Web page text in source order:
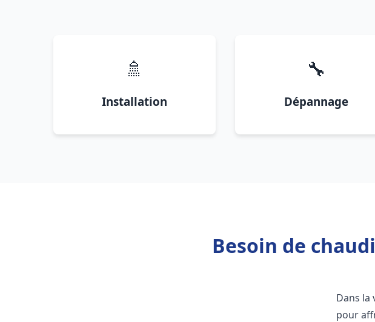
🚿
Installation
🔧
Dépannage
Besoin de
Dans la
pour